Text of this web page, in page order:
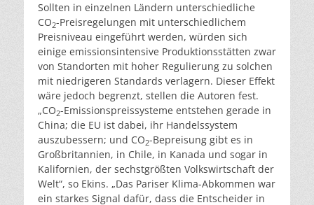
Sollten in einzelnen Ländern unterschiedliche
CO2-Preisregelungen mit unterschiedlichem
Preisniveau eingeführt werden, würden sich
einige emissionsintensive Produktionsstätten zwar
von Standorten mit hoher Regulierung zu solchen
mit niedrigeren Standards verlagern. Dieser Effekt
wäre jedoch begrenzt, stellen die Autoren fest.
„CO2-Emissionspreissysteme entstehen gerade in
China; die EU ist dabei, ihr Handelssystem
auszubessern; und CO2-Bepreisung gibt es in
Großbritannien, in Chile, in Kanada und sogar in
Kalifornien, der sechstgrößten Volkswirtschaft der
Welt“, so Ekins. „Das Pariser Klima-Abkommen war
ein starkes Signal dafür, dass die Entscheider in